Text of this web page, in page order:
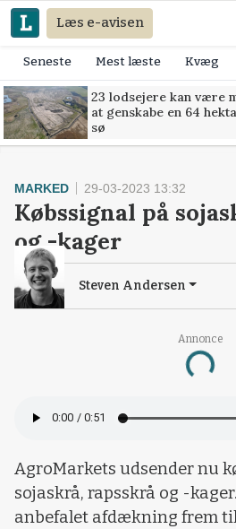
Læs e-avisen
Seneste Mest læste Kvæg
23 lodsejere kan være
at genskabe en 64
sø
Annonce
Loading...
MARKED 29-03-2023 13:32
Købssignal på
og -kager
Steven Andersen
AgroMarkets udsender nu
sojaskrå, rapsskrå og -
anbefalet afdækning frem